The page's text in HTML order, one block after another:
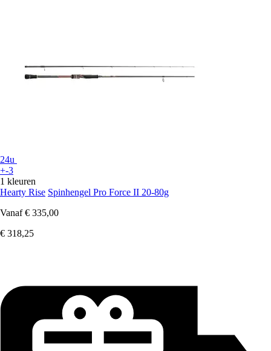
24u
+-3
1 kleuren
Hearty Rise Spinhengel Pro Force II 20-80g
Vanaf € 335,00
€ 318,25